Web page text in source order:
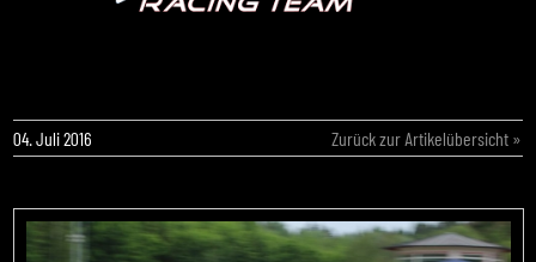
04. Juli 2016 Zurück zur Artikelübersicht »